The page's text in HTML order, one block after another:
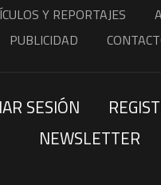
Y REPORTAJES
PUBLICIDAD
SESIÓN
NEWSLETTER